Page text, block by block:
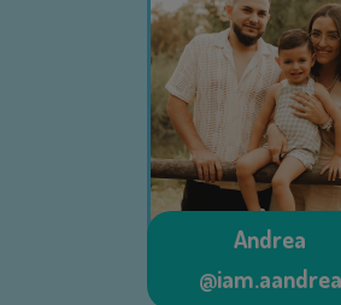
Andrea
@iam.aandrea